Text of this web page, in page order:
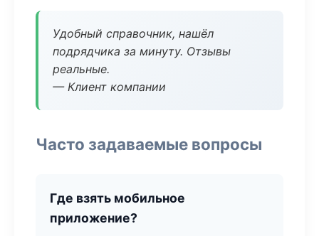
Удобный справочник, нашёл
подрядчика за минуту. Отзывы
реальные.
— Клиент компании
Часто задаваемые вопросы
Где взять мобильное
приложение?